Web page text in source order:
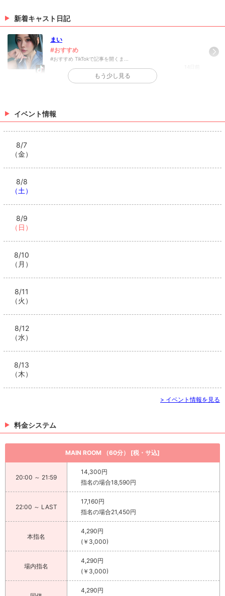
ーといいね！もお願いします❤︎
新着キャスト日記
まい
#おすすめ
#おすすめ TikTokで記事を開くま...
もう少し見る
イベント情報
8/7
（金）
8/8
（土）
8/9
（日）
8/10
（月）
8/11
（火）
8/12
（水）
8/13
（木）
> イベント情報を見る
料金システム
MAIN ROOM （60分） [税・サ込]
20:00 ～ 21:59
14,300円
指名の場合18,590円
22:00 ～ LAST
17,160円
指名の場合21,450円
本指名
4,290円
(￥3,000)
場内指名
4,290円
(￥3,000)
4,290円